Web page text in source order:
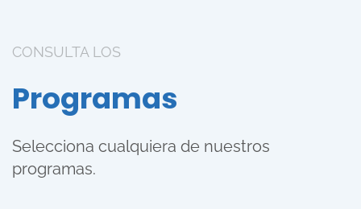
CONSULTA LOS
Programas
Selecciona cualquiera de nuestros
programas.